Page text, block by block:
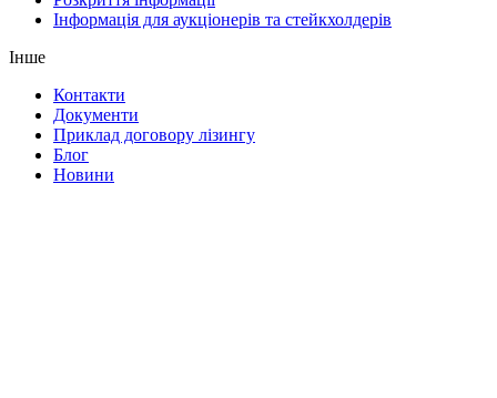
Інформація для аукціонерів та стейкхолдерів
Інше
Контакти
Документи
Приклад договору лізингу
Блог
Новини